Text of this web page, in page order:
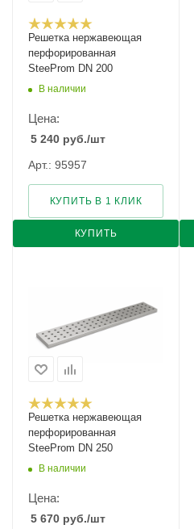
Решетка нержавеющая
перфорированная
SteeProm DN 200
В наличии
Цена:
5 240 руб./шт
Арт.: 95957
КУПИТЬ
КУПИТЬ В 1 КЛИК
Решетка нержавеющая
перфорированная
SteeProm DN 250
В наличии
Цена:
5 670 руб./шт